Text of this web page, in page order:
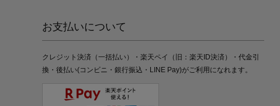
お支払いについて
クレジット決済（一括払い）・楽天ペイ（旧：楽天ID決済）・代金引
換・後払い(コンビニ・銀行振込・LINE Pay)がご利用になれます。